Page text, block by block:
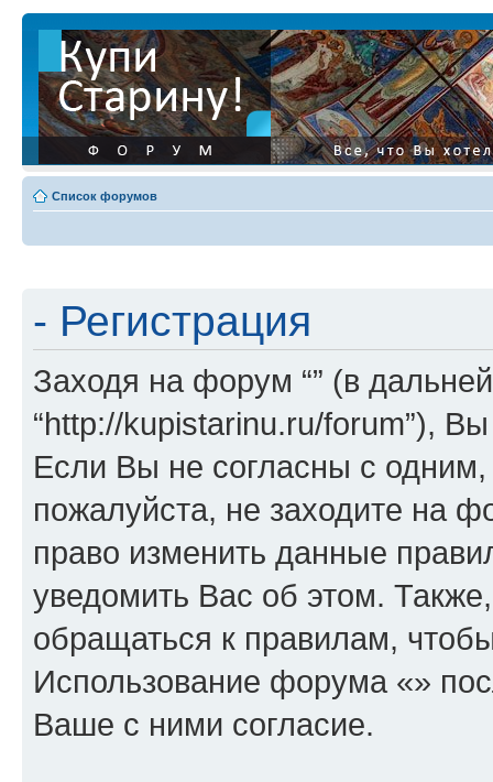
Список форумов
- Регистрация
Заходя на форум “” (в
“http://kupistarinu.ru/forum”),
Если Вы не согласны с
пожалуйста, не заходите на
право изменить данные
уведомить Вас об этом.
обращаться к правилам,
Использование форума «»
Ваше с ними согласие.